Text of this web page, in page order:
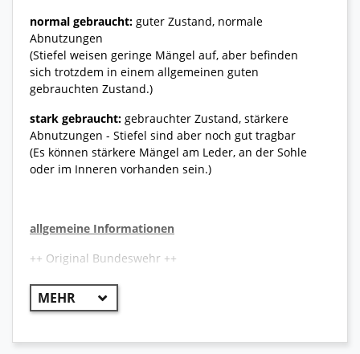
normal gebraucht: guter Zustand, normale
Abnutzungen
(Stiefel weisen geringe Mängel auf, aber befinden
sich trotzdem in einem allgemeinen guten
gebrauchten Zustand.)
stark gebraucht: gebrauchter Zustand, stärkere
Abnutzungen - Stiefel sind aber noch gut tragbar
(Es können stärkere Mängel am Leder, an der Sohle
oder im Inneren vorhanden sein.)
allgemeine Informationen
++ Original Bundeswehr ++
Der aktuelle Lowa Kampfstiefel in schwerer
Ausführung wird zukünftig als Ersatz für den